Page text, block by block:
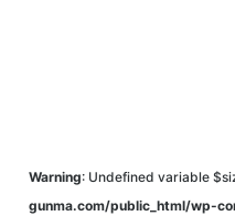
Warning: Undefined variable
gunma.com/public_html/wp-